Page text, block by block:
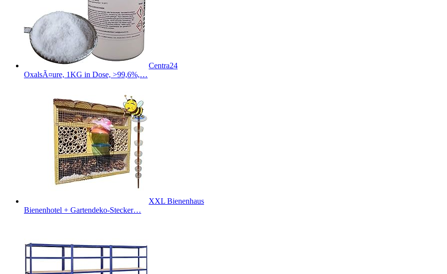
Centra24
OxalsÃ¤ure, 1KG in Dose, >99,6%,…
XXL Bienenhaus
Bienenhotel + Gartendeko-Stecker…